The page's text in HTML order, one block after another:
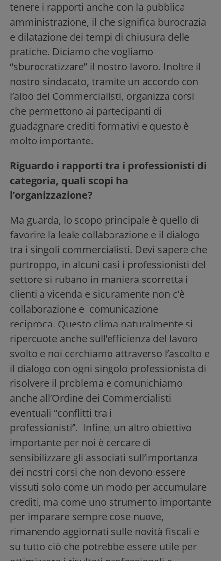
tenere i rapporti anche con la pubblica
amministrazione, il che significa burocrazia
e dilatazione dei tempi di chiusura delle
pratiche. Diciamo che vogliamo
“sburocratizzare” il nostro lavoro. Inoltre il
nostro sindacato, tramite un accordo con
l’albo dei Commercialisti, organizza corsi
che permettono ai partecipanti di
guadagnare crediti formativi e questo è
molto importante.
Riguardo i rapporti tra i professionisti di
categoria, quali scopi ha
l’organizzazione?
Ma guarda, lo scopo principale è quello di
favorire la leale collaborazione e il dialogo
tra i singoli commercialisti. Devi sapere che
purtroppo, in alcuni casi i professionisti del
settore si rubano in maniera scorretta i
clienti a vicenda e sicuramente non c’è
collaborazione e comunicazione
reciproca. Questo clima naturalmente si
ripercuote anche sull’efficienza del lavoro
svolto e noi cerchiamo attraverso l’ascolto e
il dialogo con ogni singolo professionista di
risolvere il problema e comunichiamo
anche all’Ordine dei Commercialisti
eventuali “conflitti tra i
professionisti”. Infine, un altro obiettivo
importante per noi è cercare di
sensibilizzare gli associati sull’importanza
dei nostri corsi che non devono essere
vissuti solo come un modo per accumulare
crediti, ma come uno strumento importante
per imparare sempre cose nuove,
rimanendo aggiornati sulle novità fiscali e
su tutto ciò che potrebbe essere utile per